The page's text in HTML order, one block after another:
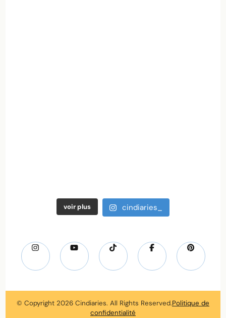
voir plus cindiaries_
© Copyright 2026 Cindiaries. All Rights Reserved.Politique de
confidentialité